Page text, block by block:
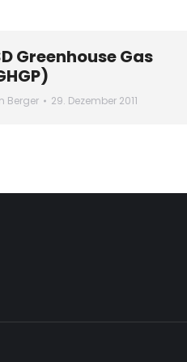
Greenhouse Gas
Berger 29. Dezember 2011